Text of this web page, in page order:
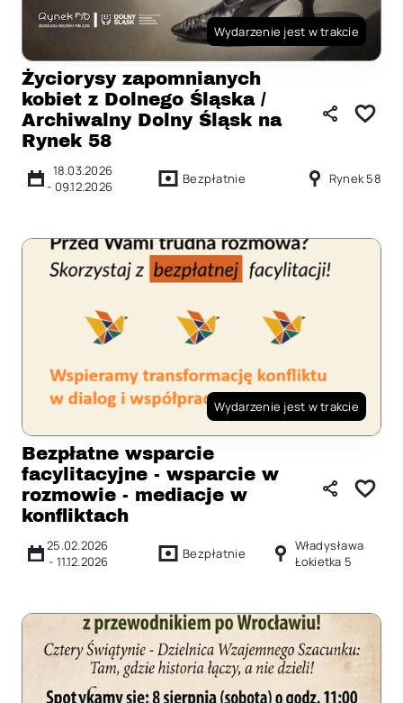
Wydarzenie jest w trakcie
Życiorysy zapomnianych
kobiet z Dolnego Śląska /
Archiwalny Dolny Śląsk na
Rynek 58
18.03.2026
- 09.12.2026 Bezpłatnie Rynek 58
Wydarzenie jest w trakcie
Bezpłatne wsparcie
facylitacyjne - wsparcie w
rozmowie - mediacje w
konfliktach
25.02.2026
- 11.12.2026 Bezpłatnie
Władysława
Łokietka 5